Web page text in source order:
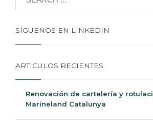
SÍGUENOS EN LINKEDIN
ARTICULOS RECIENTES
Renovación de cartelería y
Marineland Catalunya